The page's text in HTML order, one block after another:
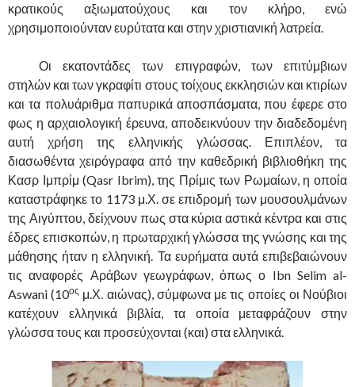
κρατικούς αξιωματούχους και τον κλήρο, ενώ
χρησιμοποιούνταν ευρύτατα και στην χριστιανική λατρεία.
Οι εκατοντάδες των επιγραφών, των επιτύμβιων
στηλών και των γκραφίτι στους τοίχους εκκλησιών και κτιρίων
και τα πολυάριθμα παπυρικά αποσπάσματα, που έφερε στο
φως η αρχαιολογική έρευνα, αποδεικνύουν την διαδεδομένη
αυτή χρήση της ελληνικής γλώσσας. Επιπλέον, τα
διασωθέντα χειρόγραφα από την καθεδρική βιβλιοθήκη της
Κασρ Ιμπρίμ (Qasr Ibrim), της Πρίμις των Ρωμαίων, η οποία
καταστράφηκε το 1173 μ.Χ. σε επιδρομή των μουσουλμάνων
της Αιγύπτου, δείχνουν πως στα κύρια αστικά κέντρα και στις
έδρες επισκοπών, η πρωταρχική γλώσσα της γνώσης και της
μάθησης ήταν η ελληνική. Τα ευρήματα αυτά επιβεβαιώνουν
τις αναφορές Αράβων γεωγράφων, όπως ο Ibn Selim al-
Aswani (10ος μ.Χ. αιώνας), σύμφωνα με τις οποίες οι Νούβιοι
κατέχουν ελληνικά βιβλία, τα οποία μεταφράζουν στην
γλώσσα τους και προσεύχονται (και) στα ελληνικά.